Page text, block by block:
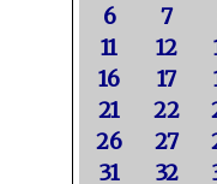
6
7
11
12
16
17
21
22
26
27
31
32